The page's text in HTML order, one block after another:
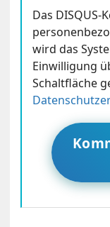
Das
wird das
Einwilligung
Schaltfläche